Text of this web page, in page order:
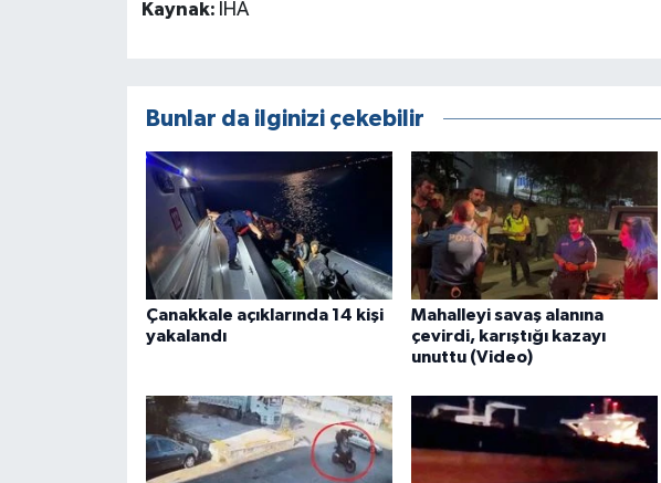
Kaynak: İHA
Bunlar da ilginizi çekebilir
Çanakkale açıklarında 14 kişi
yakalandı
Mahalleyi savaş alanına
çevirdi, karıştığı kazayı
unuttu (Video)